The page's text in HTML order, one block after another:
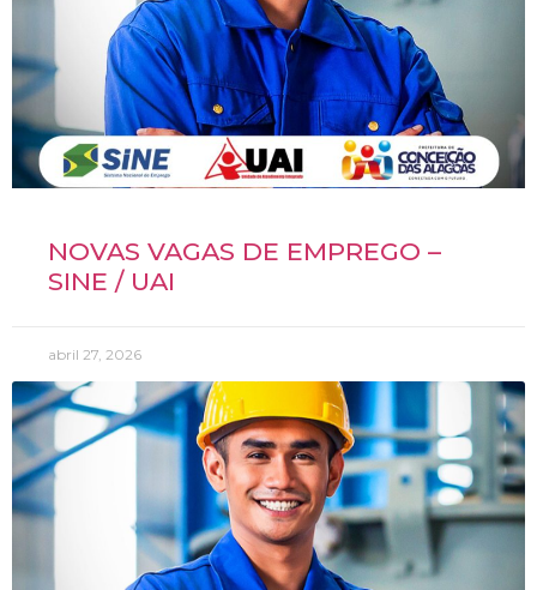
NOVAS VAGAS DE EMPREGO –
SINE / UAI
abril 27, 2026